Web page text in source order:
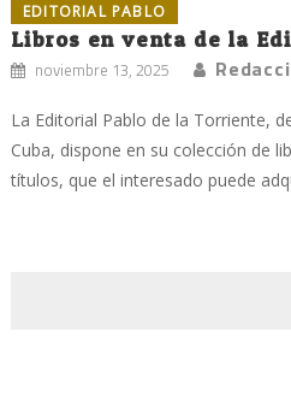
EDITORIAL PABLO
Libros en venta de la
noviembre 13, 2025
La Editorial Pablo de la Torriente,
Cuba, dispone en su colección de
títulos, que el interesado puede